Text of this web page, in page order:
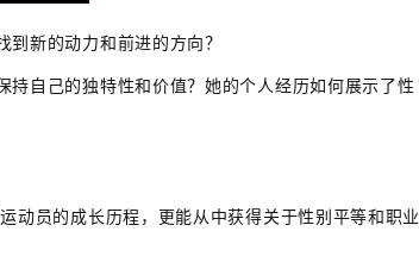
新的动力和前进的方向？
自己的独特性和价值？她的个人经历如何展示了性
动员的成长历程，更能从中获得关于性别平等和职业